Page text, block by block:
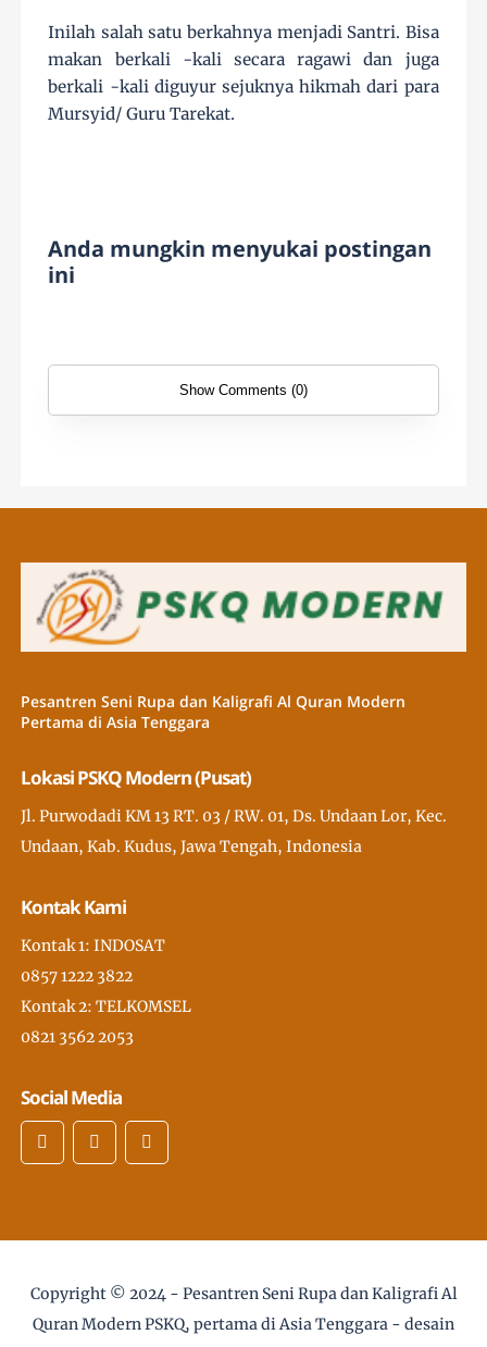
Inilah salah satu berkahnya menjadi Santri. Bisa
makan berkali -kali secara ragawi dan juga
berkali -kali diguyur sejuknya hikmah dari para
Mursyid/ Guru Tarekat.
Anda mungkin menyukai postingan
ini
Show Comments (0)
Pesantren Seni Rupa dan Kaligrafi Al Quran Modern
Pertama di Asia Tenggara
Lokasi PSKQ Modern (Pusat)
Jl. Purwodadi KM 13 RT. 03 / RW. 01, Ds. Undaan Lor, Kec.
Undaan, Kab. Kudus, Jawa Tengah, Indonesia
Kontak Kami
Kontak 1: INDOSAT
0857 1222 3822
Kontak 2: TELKOMSEL
0821 3562 2053
Social Media
Copyright © 2024 - Pesantren Seni Rupa dan Kaligrafi Al
Quran Modern PSKQ, pertama di Asia Tenggara - desain